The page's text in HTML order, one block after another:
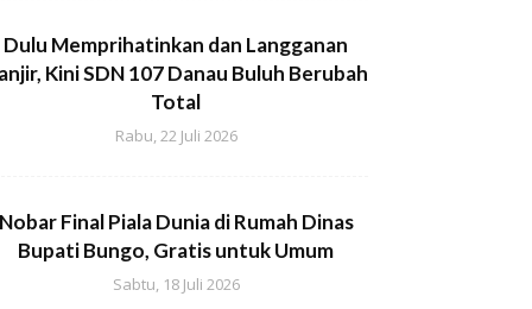
Dulu Memprihatinkan dan Langganan
Kini SDN 107 Danau Buluh Berubah
Total
Rabu, 22 Juli 2026
Final Piala Dunia di Rumah Dinas
Bupati Bungo, Gratis untuk Umum
Sabtu, 18 Juli 2026